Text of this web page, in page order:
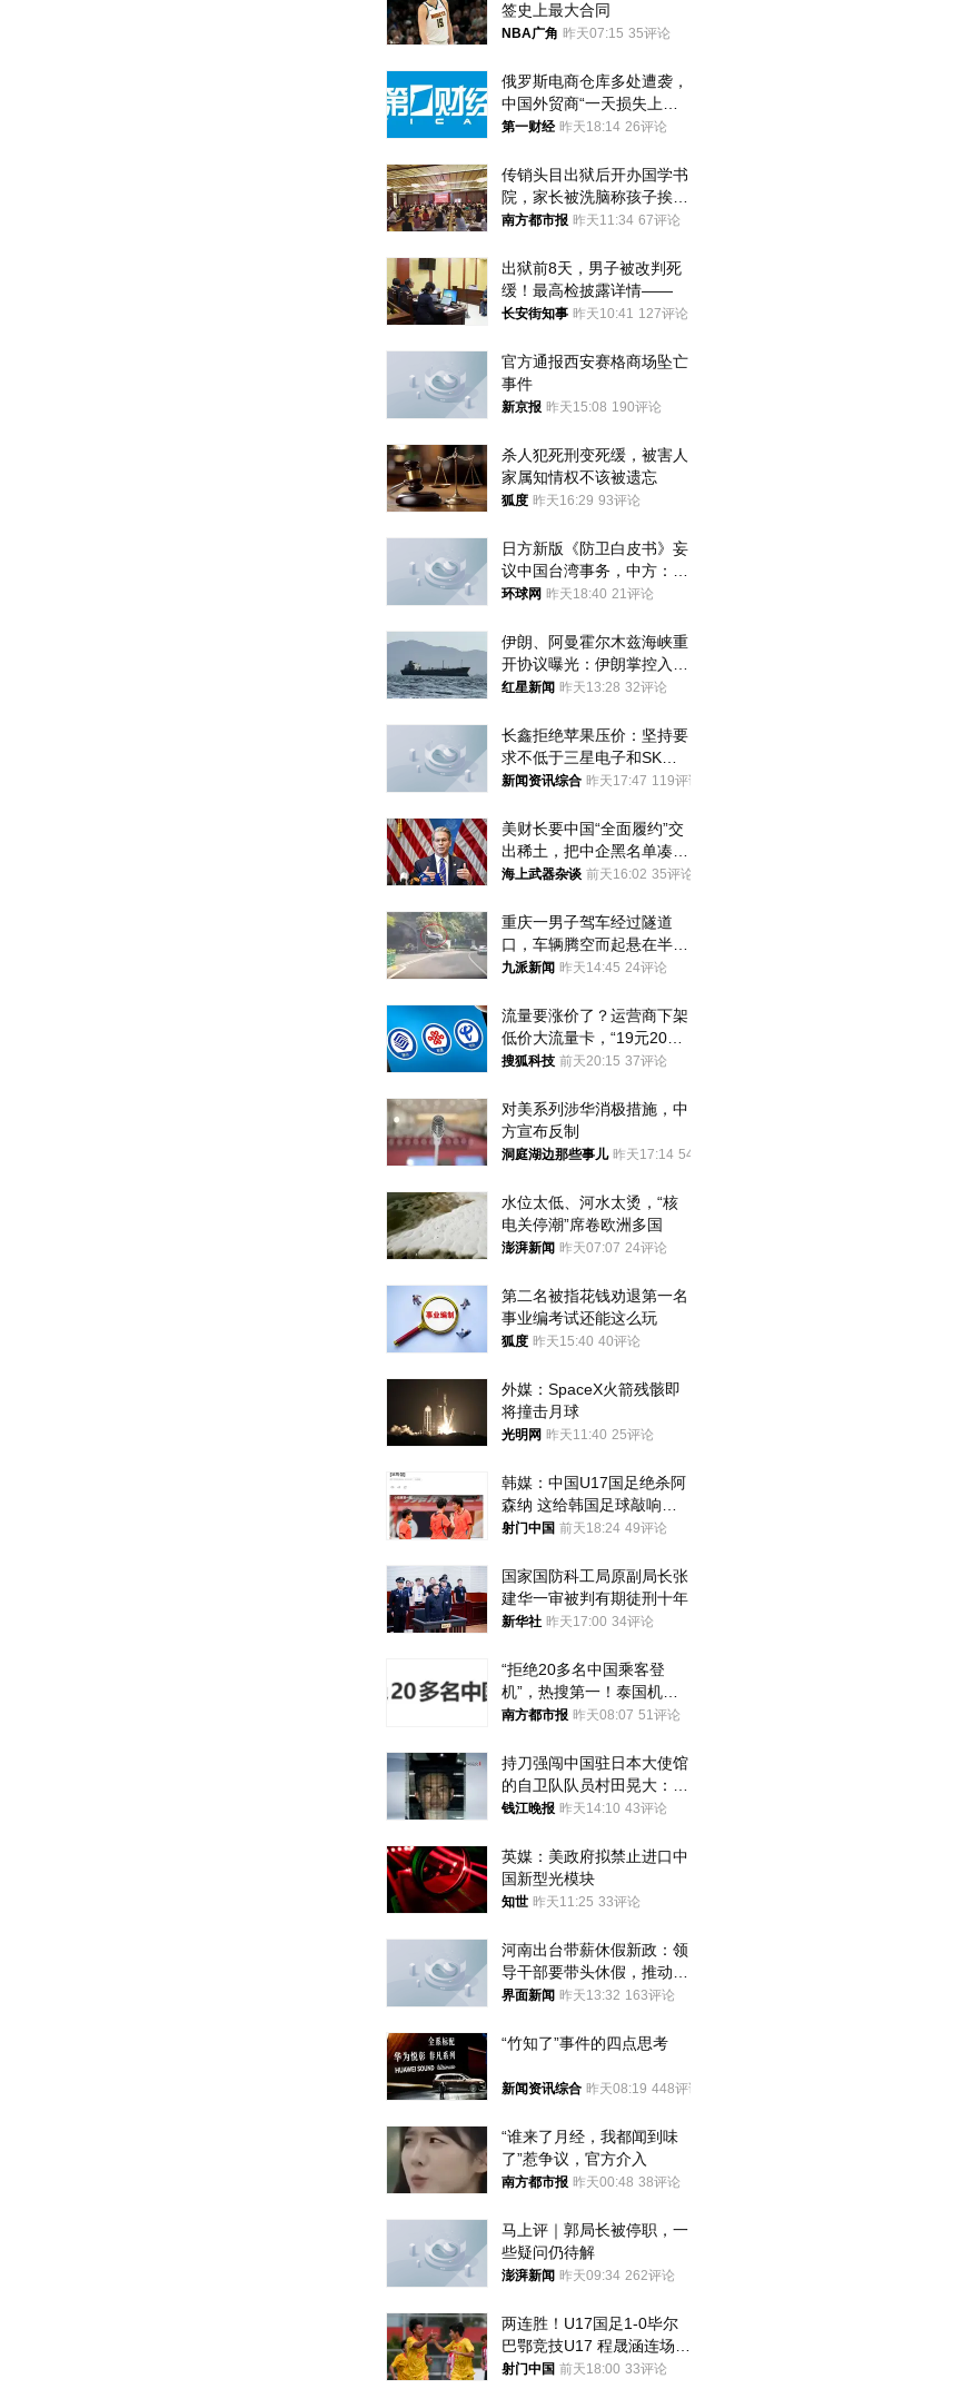
签史上最大合同
NBA广角 昨天07:15 35评论
俄罗斯电商仓库多处遭袭，
中国外贸商“一天损失上
万”紧急清仓
第一财经 昨天18:14 26评论
传销头目出狱后开办国学书
院，家长被洗脑称孩子挨打
才有效果
南方都市报 昨天11:34 67评论
出狱前8天，男子被改判死
缓！最高检披露详情——
长安街知事 昨天10:41 127评论
官方通报西安赛格商场坠亡
事件
新京报 昨天15:08 190评论
杀人犯死刑变死缓，被害人
家属知情权不该被遗忘
狐度 昨天16:29 93评论
日方新版《防卫白皮书》妄
议中国台湾事务，中方：强
烈不满、坚决反对，已向日
环球网 昨天18:40 21评论
伊朗、阿曼霍尔木兹海峡重
开协议曝光：伊朗掌控入湾
航道，与阿曼平分“服务费”
红星新闻 昨天13:28 32评论
长鑫拒绝苹果压价：坚持要
求不低于三星电子和SK海
力士
新闻资讯综合 昨天17:47 119评论
美财长要中国“全面履约”交
出稀土，把中企黑名单凑到
187家，中方做最坏打算
海上武器杂谈 前天16:02 35评论
重庆一男子驾车经过隧道
口，车辆腾空而起悬在半
空，消防： 2人已送医，正
九派新闻 昨天14:45 24评论
流量要涨价了？运营商下架
低价大流量卡，“19元200
G”成为历史
搜狐科技 前天20:15 37评论
对美系列涉华消极措施，中
方宣布反制
洞庭湖边那些事儿 昨天17:14 54评论
水位太低、河水太烫，“核
电关停潮”席卷欧洲多国
澎湃新闻 昨天07:07 24评论
第二名被指花钱劝退第一名
事业编考试还能这么玩
狐度 昨天15:40 40评论
外媒：SpaceX火箭残骸即
将撞击月球
光明网 昨天11:40 25评论
韩媒：中国U17国足绝杀阿
森纳 这给韩国足球敲响了
警钟
射门中国 前天18:24 49评论
国家国防科工局原副局长张
建华一审被判有期徒刑十年
新华社 昨天17:00 34评论
“拒绝20多名中国乘客登
机”，热搜第一！泰国机场
方道歉
南方都市报 昨天08:07 51评论
持刀强闯中国驻日本大使馆
的自卫队队员村田晃大：对
自己的行为深感后悔；曾申
钱江晚报 昨天14:10 43评论
英媒：美政府拟禁止进口中
国新型光模块
知世 昨天11:25 33评论
河南出台带薪休假新政：领
导干部要带头休假，推动全
员应休尽休、休满休足
界面新闻 昨天13:32 163评论
“竹知了”事件的四点思考
新闻资讯综合 昨天08:19 448评论
“谁来了月经，我都闻到味
了”惹争议，官方介入
南方都市报 昨天00:48 38评论
马上评｜郭局长被停职，一
些疑问仍待解
澎湃新闻 昨天09:34 262评论
两连胜！U17国足1-0毕尔
巴鄂竞技U17 程晟涵连场破
门
射门中国 前天18:00 33评论